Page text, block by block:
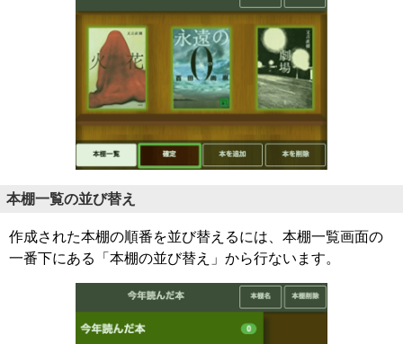
本棚一覧の並び替え
作成された本棚の順番を並び替えるには、本棚一覧画面の
一番下にある「本棚の並び替え」から行ないます。